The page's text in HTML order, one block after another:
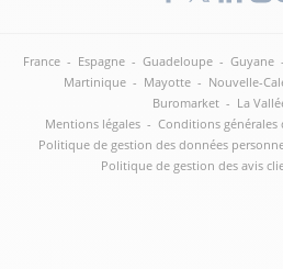
France - Espagne - Guadeloupe - Guyane -
Martinique - Mayotte - Nouvelle-
Buromarket - La
Mentions légales - Conditions générales
Politique de gestion des données
Politique de gestion des avis